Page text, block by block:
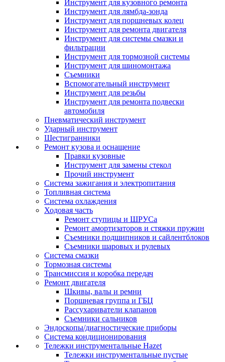
Инструмент для кузовного ремонта
Инструмент для лямбда-зонда
Инструмент для поршневых колец
Инструмент для ремонта двигателя
Инструмент для системы смазки и
фильтрации
Инструмент для тормозной системы
Инструмент для шиномонтажа
Съемники
Вспомогательный инструмент
Инструмент для резьбы
Инструмент для ремонта подвески
автомобиля
Пневматический инструмент
Ударный инструмент
Шестигранники
Ремонт кузова и оснащение
Правки кузовные
Инструмент для замены стекол
Прочий инструмент
Система зажигания и электропитания
Топливная система
Система охлаждения
Ходовая часть
Ремонт ступицы и ШРУСа
Ремонт амортизаторов и стяжки пружин
Съемники подшипников и сайлентблоков
Съемники шаровых и рулевых
Система смазки
Тормозная системы
Трансмиссия и коробка передач
Ремонт двигателя
Шкивы, валы и ремни
Поршневая группа и ГБЦ
Рассухариватели клапанов
Съемники сальников
Эндоскопы/диагностические приборы
Система кондиционирования
Тележки инструментальные Hazet
Тележки инструментальные пустые